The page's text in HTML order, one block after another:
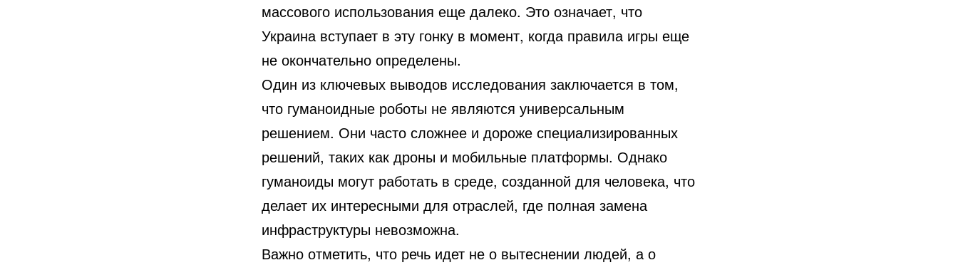
массового использования еще далеко. Это означает, что
Украина вступает в эту гонку в момент, когда правила игры еще
не окончательно определены.
Один из ключевых выводов исследования заключается в том,
что гуманоидные роботы не являются универсальным
решением. Они часто сложнее и дороже специализированных
решений, таких как дроны и мобильные платформы. Однако
гуманоиды могут работать в среде, созданной для человека, что
делает их интересными для отраслей, где полная замена
инфраструктуры невозможна.
Важно отметить, что речь идет не о вытеснении людей, а о